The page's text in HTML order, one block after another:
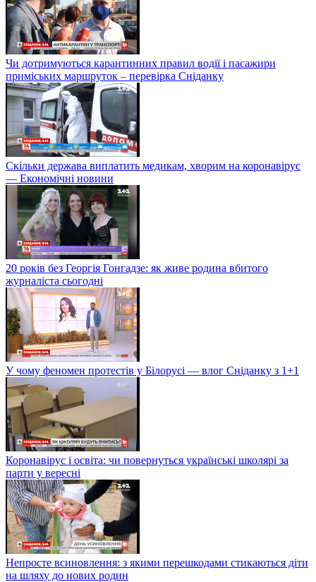
Чи дотримуються карантинних правил водії і пасажири
приміських маршруток – перевірка Сніданку
Скільки держава виплатить медикам, хворим на коронавірус
— Економічні новини
20 років без Георгія Гонгадзе: як живе родина вбитого
журналіста сьогодні
У чому феномен протестів у Білорусі — влог Сніданку з 1+1
Коронавірус і освіта: чи повернуться українські школярі за
парти у вересні
Непросте всиновлення: з якими перешкодами стикаються діти
на шляху до нових родин